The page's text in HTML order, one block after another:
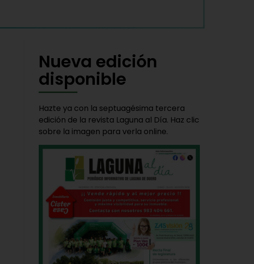
Nueva edición
disponible
Hazte ya con la septuagésima tercera
edición de la revista Laguna al Día. Haz clic
sobre la imagen para verla online.